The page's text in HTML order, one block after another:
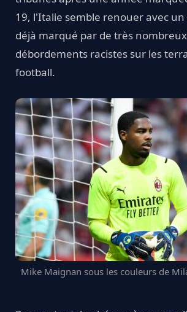
19, l'Italie semble renouer avec un
déjà marqué par de très
débordements racistes sur les
football.
Mike Maignan sous les couleurs de